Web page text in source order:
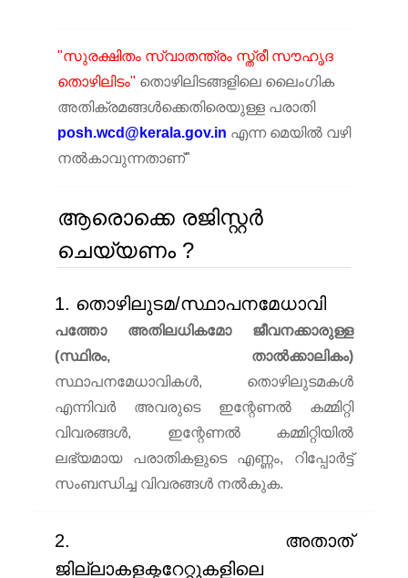
"സുരക്ഷിതം സ്വാതന്ത്രം സ്ത്രീ സൗഹൃദ
തൊഴിലിടം" തൊഴിലിടങ്ങളിലെ ലൈംഗിക
അതിക്രമങ്ങൾക്കെതിരെയുള്ള പരാതി
posh.wcd@kerala.gov.in എന്ന മെയിൽ വഴി
നൽകാവുന്നതാണ്"
ആരൊക്കെ രജിസ്റ്റർ
ചെയ്യണം ?
1. തൊഴിലുടമ/സ്ഥാപനമേധാവി
പത്തോ അതിലധികമോ ജീവനക്കാരുള്ള
(സ്ഥിരം, താൽക്കാലികം)
സ്ഥാപനമേധാവികള്‍, തൊഴിലുടമകള്‍
എന്നിവർ അവരുടെ ഇന്റേണല്‍ കമ്മിറ്റി
വിവരങ്ങള്‍, ഇന്റേണല്‍ കമ്മിറ്റിയില്‍
ലഭ്യമായ പരാതികളുടെ എണ്ണം, റിപ്പോർട്ട്
സംബന്ധിച്ച വിവരങ്ങള്‍ നല്‍കുക.
2. അതാത്
ജില്ലാകളക്ടറേറ്റുകളിലെ